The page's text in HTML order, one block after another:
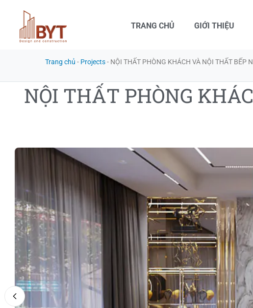
TRANG CHỦ GIỚI THIỆU
Trang chủ - Projects- NỘI THẤT PHÒNG KHÁCH VÀ NỘI THẤT BẾP
NỘI THẤT PHÒNG